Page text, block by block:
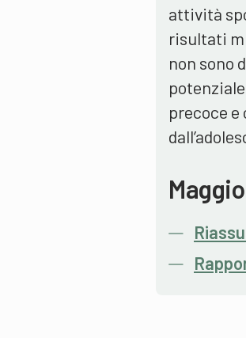
attività
risultati
non sono
precoce